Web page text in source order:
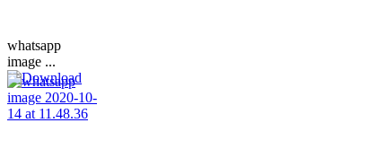
whatsapp
image ...